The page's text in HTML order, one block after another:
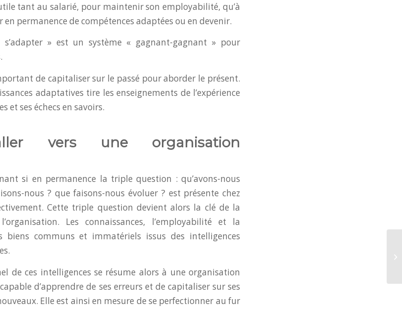
tant au salarié, pour maintenir son employabilité, qu’à
en permanence de compétences adaptées ou en devenir.
» est un système « gagnant-gagnant » pour
de capitaliser sur le passé pour aborder le présent.
adaptatives tire les enseignements de l’expérience
et ses échecs en savoirs.
vers une organisation
si en permanence la triple question : qu’avons-nous
nous ? que faisons-nous évoluer ? est présente chez
Cette triple question devient alors la clé de la
Les connaissances, l’employabilité et la
biens communs et immatériels issus des intelligences
de ces intelligences se résume alors à une organisation
d’apprendre de ses erreurs et de capitaliser sur ses
Elle est ainsi en mesure de se perfectionner au fur